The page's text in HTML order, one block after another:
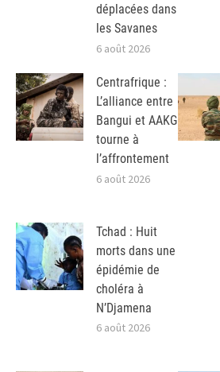
déplacées dans
les Savanes
6 août 2026
Centrafrique :
L’alliance entre
Bangui et AAKG
tourne à
l’affrontement
6 août 2026
Tchad : Huit
morts dans une
épidémie de
choléra à
N’Djamena
6 août 2026